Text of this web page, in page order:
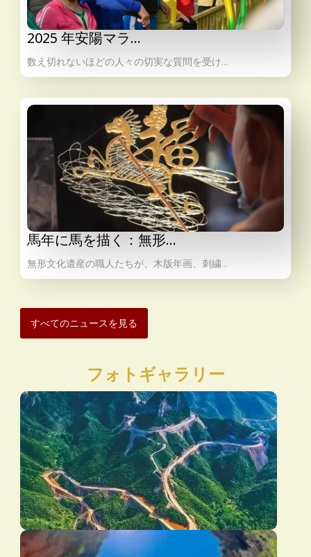
2025 年安陽マラ…
数え切れないほどの人々の切実な質問を受け…
馬年に馬を描く：無形…
無形文化遺産の職人たちが、木版年画、刺繍…
すべてのニュースを見る
フォトギャラリー